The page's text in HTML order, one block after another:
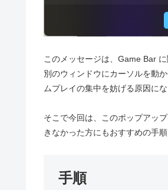
このメッセージは、Game Bar
別のウィンドウにカーソルを動
ムプレイの集中を妨げる原因にな
そこで今回は、このポップアッ
きなかった方にもおすすめの手順
手順